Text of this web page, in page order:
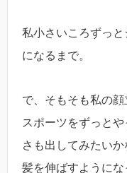
私小さいころずっ
になるまで。
で、そもそも私の顔
スポーツをずっと
さも出してみたい
髪を伸ばすように